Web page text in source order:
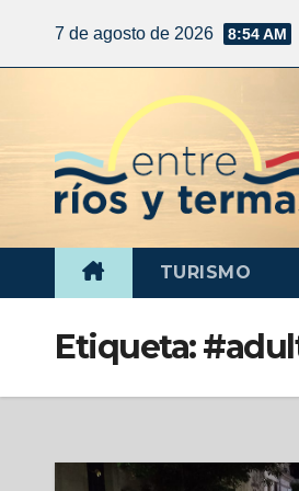
7 de agosto de 2026 8:54 AM
TURISMO
Etiqueta: